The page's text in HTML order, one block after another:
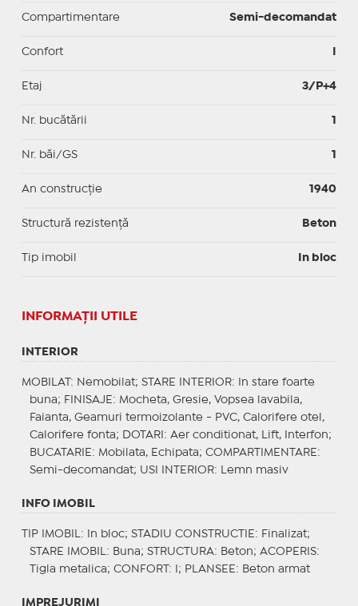
Compartimentare Semi-decomandat
Confort
Etaj 3/P+4
Nr. bucătării 1
Nr. băi/GS 1
An construcție 1940
Structură rezistență Beton
Tip imobil In bloc
INFORMAŢII UTILE
INTERIOR
MOBILAT : Nemobilat; STARE INTERIOR: In stare foarte
buna; FINISAJE : Mocheta, Gresie, Vopsea lavabila,
Faianta, Geamuri termoizolante - PVC, Calorifere otel,
Calorifere fonta;
DOTARI : Aer conditionat, Lift, Interfon;
BUCATARIE : Mobilata, Echipata; COMPARTIMENTARE :
Semi-decomandat; USI INTERIOR: Lemn masiv
INFO IMOBIL
TIP IMOBIL : In bloc; STADIU CONSTRUCTIE : Finalizat;
STARE IMOBIL : Buna; STRUCTURA: Beton; ACOPERIS:
Tigla metalica; CONFORT : I; PLANSEE : Beton armat
IMPREJURIMI